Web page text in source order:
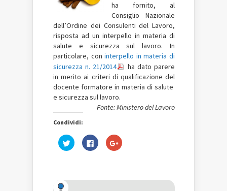
ha fornito, al
Consiglio Nazionale
dell’Ordine dei Consulenti del Lavoro,
risposta ad un interpello in materia di
salute e sicurezza sul lavoro. In
particolare, coninterpello in materia di
sicurezza n. 21/2014
ha dato parere
in merito ai criteri di qualificazione del
docente formatore in materia di salute
e sicurezza sul lavoro.
Fonte: Ministero del Lavoro
Condividi:
Fai
clic
Fai
clic
Fai
clic